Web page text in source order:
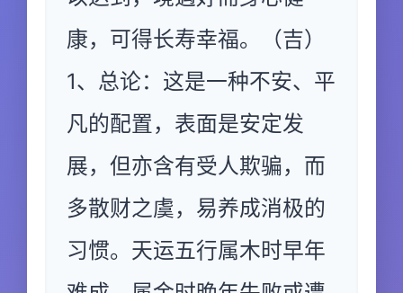
康，可得长寿幸福。（吉）
1、总论：这是一种不安、平
凡的配置，表面是安定发
展，但亦含有受人欺骗，而
多散财之虞，易养成消极的
习惯。天运五行属木时早年